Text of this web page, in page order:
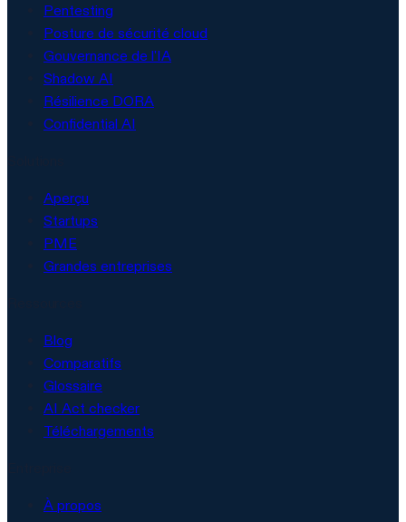
Pentesting
Posture de sécurité cloud
Gouvernance de l'IA
Shadow AI
Résilience DORA
Confidential AI
Aperçu
Startups
PME
Grandes entreprises
Blog
Comparatifs
Glossaire
AI Act checker
Téléchargements
À propos